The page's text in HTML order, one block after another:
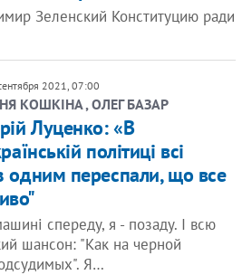
Зеленский Конституцию ради
2021, 07:00
КОШКІНА , ОЛЕГ БАЗАР
Луценко: «В
політиці всі
одним переспали, що все
спереду, я - позаду. І всю
шансон: "Как на черной
Я…